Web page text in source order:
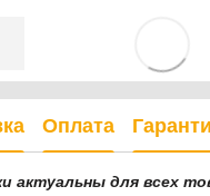
Оплата
актуальны для всех